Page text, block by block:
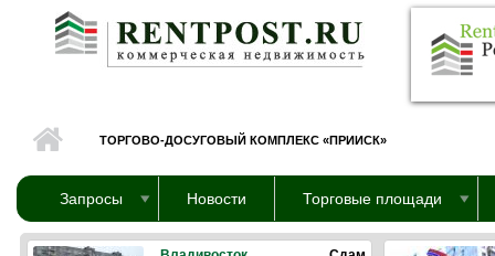
Перейти к основному содержанию
ТОРГОВО-ДОСУГОВЫЙ КОМПЛЕКС «ПРИИСК»
Запросы Новости Торговые площади